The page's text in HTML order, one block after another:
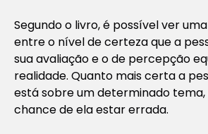
Segundo o livro, é possível ver
entre o nível de certeza que a
sua avaliação e o de percepção
realidade. Quanto mais certa a
está sobre um determinado tema,
chance de ela estar errada.